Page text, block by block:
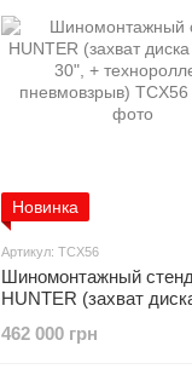
Новинка
Артикул: TCX56
Шиномонтажный стенд
HUNTER (захват
пневмовзрыв) TCX56
462 000 грн